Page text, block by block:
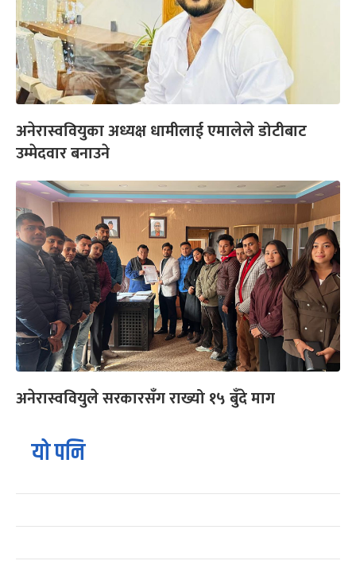
अनेरास्ववियुका अध्यक्ष धामीलाई एमालेले डोटीबाट
उम्मेदवार बनाउने
अनेरास्ववियुले सरकारसँग राख्यो १५ बुँदे माग
यो पनि